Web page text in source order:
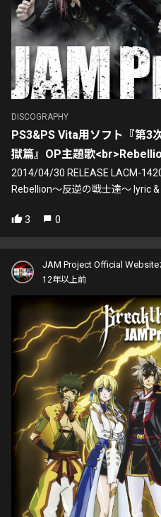
DISCOGRAPHY
PS3&PS Vita用ソフト『第3
獄篇』OP主題歌
2014/04/30 RELEASE LACM-
Rebellion～反逆の戦士達～ lyric &
3 0
JAM Project Official
12年以上前